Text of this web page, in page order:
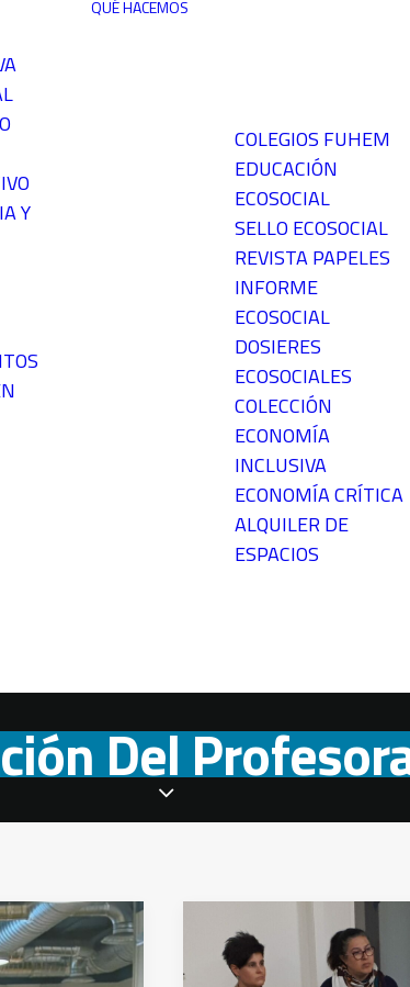
Y
QUÉ HACEMOS
COLEGIOS FUHEM
EDUCACIÓN
ECOSOCIAL
SELLO ECOSOCIAL
REVISTA PAPELES
INFORME
ECOSOCIAL
DOSIERES
ECOSOCIALES
COLECCIÓN
ECONOMÍA
INCLUSIVA
ECONOMÍA CRÍTICA
ALQUILER DE
ESPACIOS
Del